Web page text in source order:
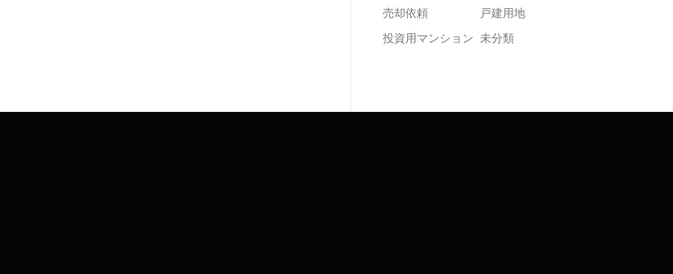
売却依頼
戸建用地
投資用マンション 未分類